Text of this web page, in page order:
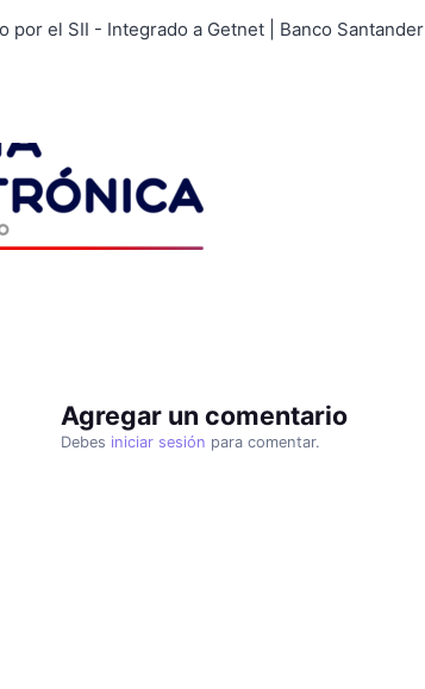
por el SII - Integrado a Getnet | Banco Santander
Agregar un comentario
Debes iniciar sesión para comentar.